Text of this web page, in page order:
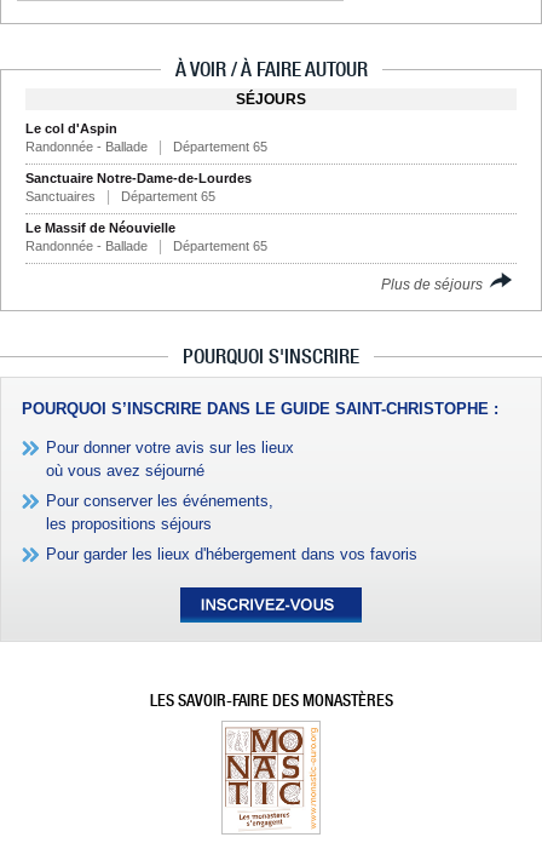
À VOIR / À FAIRE AUTOUR
SÉJOURS
Le col d'Aspin
Randonnée - Ballade
Département 65
Sanctuaire Notre-Dame-de-Lourdes
Sanctuaires
Département 65
Le Massif de Néouvielle
Randonnée - Ballade
Département 65
Plus de séjours
POURQUOI S'INSCRIRE
POURQUOI S’INSCRIRE DANS LE GUIDE SAINT-CHRISTOPHE :
Pour donner votre avis sur les lieux
où vous avez séjourné
Pour conserver les événements,
les propositions séjours
Pour garder les lieux d'hébergement dans vos favoris
LES SAVOIR-FAIRE DES MONASTÈRES